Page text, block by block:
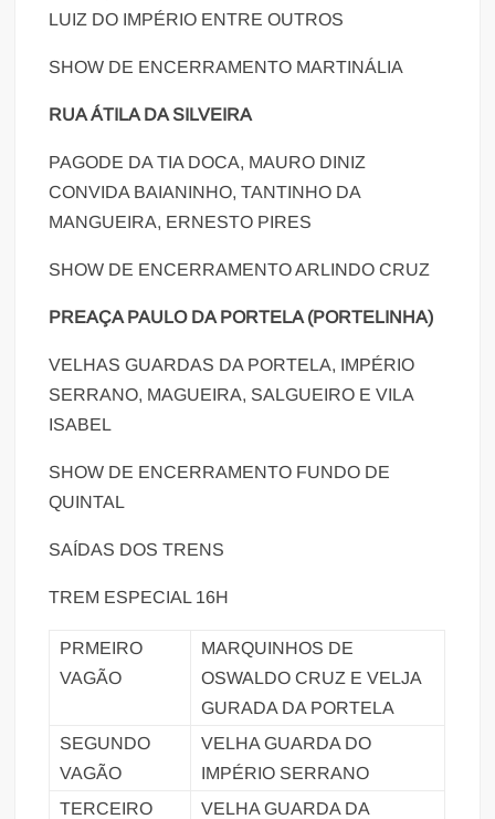
LUIZ DO IMPÉRIO ENTRE OUTROS
SHOW DE ENCERRAMENTO MARTINÁLIA
RUA ÁTILA DA SILVEIRA
PAGODE DA TIA DOCA, MAURO DINIZ
CONVIDA BAIANINHO, TANTINHO DA
MANGUEIRA, ERNESTO PIRES
SHOW DE ENCERRAMENTO ARLINDO CRUZ
PREAÇA PAULO DA PORTELA (PORTELINHA)
VELHAS GUARDAS DA PORTELA, IMPÉRIO
SERRANO, MAGUEIRA, SALGUEIRO E VILA
ISABEL
SHOW DE ENCERRAMENTO FUNDO DE
QUINTAL
SAÍDAS DOS TRENS
TREM ESPECIAL 16H
PRMEIRO
VAGÃO
MARQUINHOS DE
OSWALDO CRUZ E VELJA
GURADA DA PORTELA
SEGUNDO
VAGÃO
VELHA GUARDA DO
IMPÉRIO SERRANO
TERCEIRO
VELHA GUARDA DA